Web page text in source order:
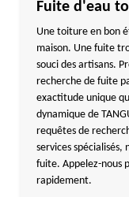
Fuite d'eau
Une toiture en bon
maison. Une fuite
souci des artisans.
recherche de fuite
exactitude unique
dynamique de
requêtes de
services spécialisés,
fuite. Appelez-nous
rapidement.